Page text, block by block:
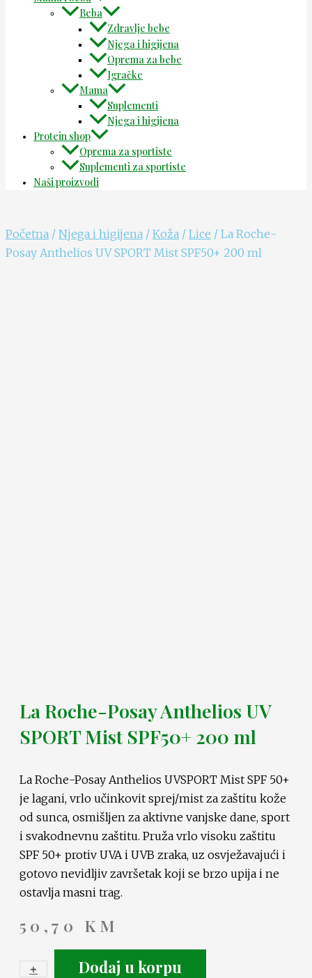
Beba
Zdravlje bebe
Njega i higijena
Oprema za bebe
Igračke
Mama
Suplementi
Njega i higijena
Protein shop
Oprema za sportiste
Suplementi za sportiste
Naši proizvodi
Početna / Njega i higijena / Koža / Lice / La Roche-
Posay Anthelios UV SPORT Mist SPF50+ 200 ml
La Roche-Posay Anthelios UV
SPORT Mist SPF50+ 200 ml
La Roche-Posay Anthelios UVSPORT Mist SPF 50+
je lagani, vrlo učinkovit sprej/mist za zaštitu kože
od sunca, osmišljen za aktivne vanjske dane, sport
i svakodnevnu zaštitu. Pruža vrlo visoku zaštitu
SPF 50+ protiv UVA i UVB zraka, uz osvježavajući i
gotovo nevidljiv završetak koji se brzo upija i ne
ostavlja masni trag.
50,70 KM
-
+ Dodaj u korpu